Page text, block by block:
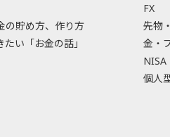
の貯め方、作り方
い「お金の話」
FX
先物
金・
NISA
個人